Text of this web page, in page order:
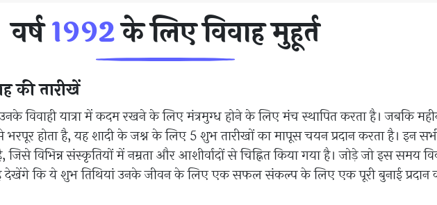
वर्ष1992के लिए विवाह मुहूर्त
की तारीखें
विवाही यात्रा में कदम रखने के लिए मंत्रमुग्ध होने के लिए मंच स्थापित करता है। जबकि
होता है, यह शादी के जश्न के लिए 5 शुभ तारीखों का मापूस चयन प्रदान करता है। इन
जिसे विभिन्न संस्कृतियों में नम्रता और आशीर्वादों से चिह्नित किया गया है। जोड़े जो इस समय
कि ये शुभ तिथियां उनके जीवन के लिए एक सफल संकल्प के लिए एक पूरी बुनाई प्रदान